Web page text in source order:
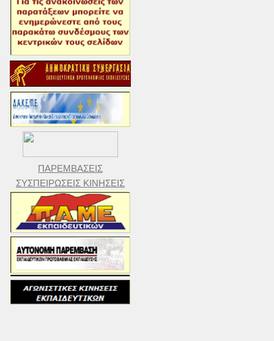
ΠΑΡΕΜΒΑΣΕΙΣ
ΣΥΣΠΕΙΡΩΣΕΙΣ ΚΙΝΗΣΕΙΣ